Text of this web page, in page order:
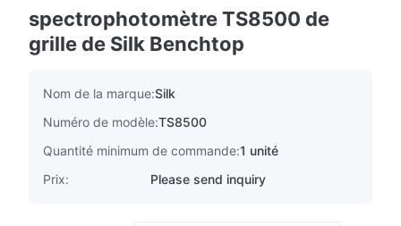
spectrophotomètre TS8500 de
grille de Silk Benchtop
Nom de la marque:Silk
Numéro de modèle:TS8500
Quantité minimum de commande:1 unité
Prix:
Please send inquiry